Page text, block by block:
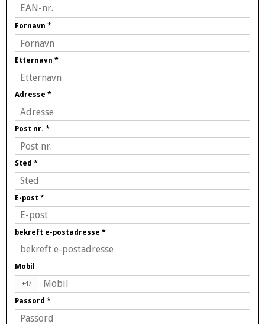
Fornavn *
Etternavn *
Adresse *
Post nr. *
Sted *
E-post *
bekreft e-postadresse *
Mobil
+47
Passord *